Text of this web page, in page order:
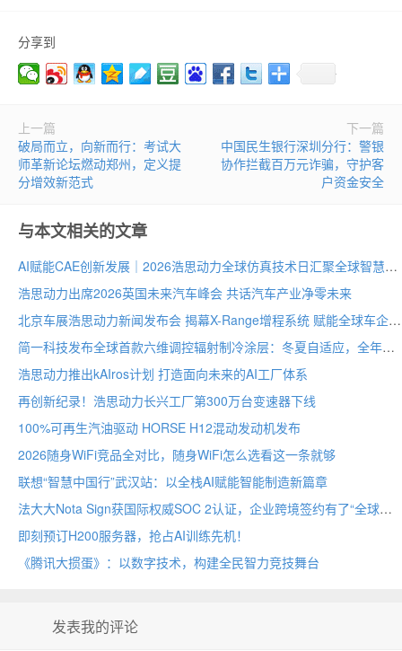
分享到
上一篇
破局而立，向新而行：考试大
师革新论坛燃动郑州，定义提
分增效新范式
下一篇
中国民生银行深圳分行：警银
协作拦截百万元诈骗，守护客
户资金安全
与本文相关的文章
AI赋能CAE创新发展｜2026浩思动力全球仿真技术日汇聚全球智慧
浩思动力出席2026英国未来汽车峰会 共话汽车产业净零未来
北京车展浩思动力新闻发布会 揭幕X-Range增程系统 赋能全球车企纯电平台混动化
简一科技发布全球首款六维调控辐射制冷涂层：冬夏自适应，全年节能30–40%
浩思动力推出kAIros计划 打造面向未来的AI工厂体系
再创新纪录！浩思动力长兴工厂第300万台变速器下线
100%可再生汽油驱动 HORSE H12混动发动机发布
2026随身WiFi竞品全对比，随身WiFi怎么选看这一条就够
联想“智慧中国行”武汉站：以全栈AI赋能智能制造新篇章
法大大Nota Sign获国际权威SOC 2认证，企业跨境签约有了“全球通行证”
即刻预订H200服务器，抢占AI训练先机！
《腾讯大掼蛋》：以数字技术，构建全民智力竞技舞台
发表我的评论